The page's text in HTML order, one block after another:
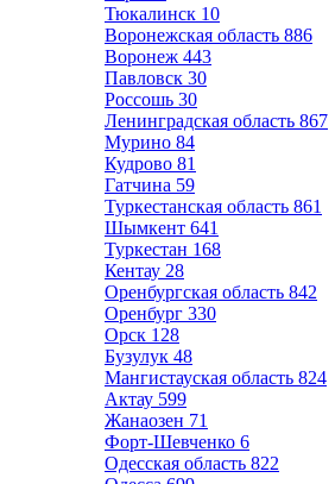
Тюкалинск 10
Воронежская область 886
Воронеж 443
Павловск 30
Россошь 30
Ленинградская область 867
Мурино 84
Кудрово 81
Гатчина 59
Туркестанская область 861
Шымкент 641
Туркестан 168
Кентау 28
Оренбургская область 842
Оренбург 330
Орск 128
Бузулук 48
Мангистауская область 824
Актау 599
Жанаозен 71
Форт-Шевченко 6
Одесская область 822